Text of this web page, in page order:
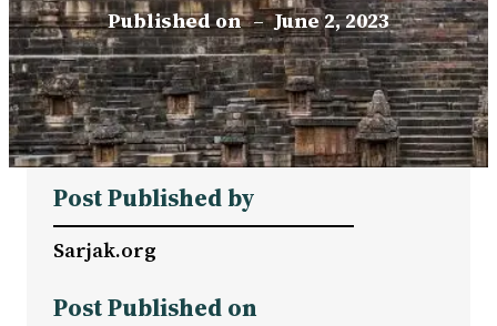
Published on – June 2, 2023
Post Published by
Sarjak.org
Post Published on